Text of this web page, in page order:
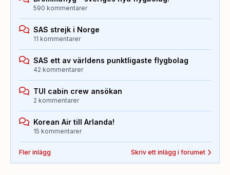
590 kommentarer
SAS strejk i Norge
11 kommentarer
SAS ett av världens punktligaste flygbolag
42 kommentarer
TUI cabin crew ansökan
2 kommentarer
Korean Air till Arlanda!
15 kommentarer
Fler inlägg Skriv ett inlägg i forumet